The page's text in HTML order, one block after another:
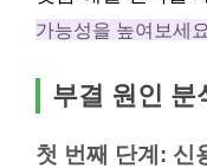
가능성을 높여보세
부결 원인 분
첫 번째 단계: 신